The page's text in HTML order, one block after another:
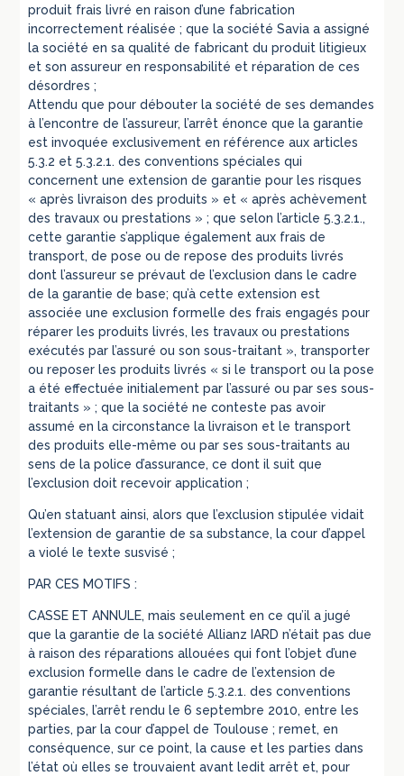
produit frais livré en raison d’une fabrication
incorrectement réalisée ; que la société Savia a assigné
la société en sa qualité de fabricant du produit litigieux
et son assureur en responsabilité et réparation de ces
désordres ;
Attendu que pour débouter la société de ses demandes
à l’encontre de l’assureur, l’arrêt énonce que la garantie
est invoquée exclusivement en référence aux articles
5.3.2 et 5.3.2.1. des conventions spéciales qui
concernent une extension de garantie pour les risques
« après livraison des produits » et « après achèvement
des travaux ou prestations » ; que selon l’article 5.3.2.1.,
cette garantie s’applique également aux frais de
transport, de pose ou de repose des produits livrés
dont l’assureur se prévaut de l’exclusion dans le cadre
de la garantie de base; qu’à cette extension est
associée une exclusion formelle des frais engagés pour
réparer les produits livrés, les travaux ou prestations
exécutés par l’assuré ou son sous-traitant », transporter
ou reposer les produits livrés « si le transport ou la pose
a été effectuée initialement par l’assuré ou par ses sous-
traitants » ; que la société ne conteste pas avoir
assumé en la circonstance la livraison et le transport
des produits elle-même ou par ses sous-traitants au
sens de la police d’assurance, ce dont il suit que
l’exclusion doit recevoir application ;
Qu’en statuant ainsi, alors que l’exclusion stipulée vidait
l’extension de garantie de sa substance, la cour d’appel
a violé le texte susvisé ;
PAR CES MOTIFS :
CASSE ET ANNULE, mais seulement en ce qu’il a jugé
que la garantie de la société Allianz IARD n’était pas due
à raison des réparations allouées qui font l’objet d’une
exclusion formelle dans le cadre de l’extension de
garantie résultant de l’article 5.3.2.1. des conventions
spéciales, l’arrêt rendu le 6 septembre 2010, entre les
parties, par la cour d’appel de Toulouse ; remet, en
conséquence, sur ce point, la cause et les parties dans
l’état où elles se trouvaient avant ledit arrêt et, pour